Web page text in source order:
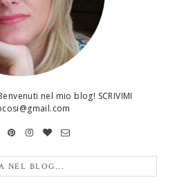
nel mio blog! SCRIVIMI